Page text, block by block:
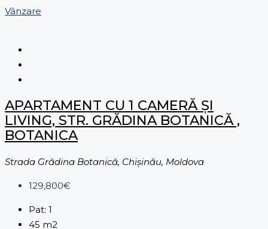
Vânzare
APARTAMENT CU 1 CAMERĂ ȘI
LIVING, STR. GRĂDINA BOTANICĂ ,
BOTANICA
Strada Grădina Botanică, Chișinău, Moldova
129,800€
Pat: 1
45 m2